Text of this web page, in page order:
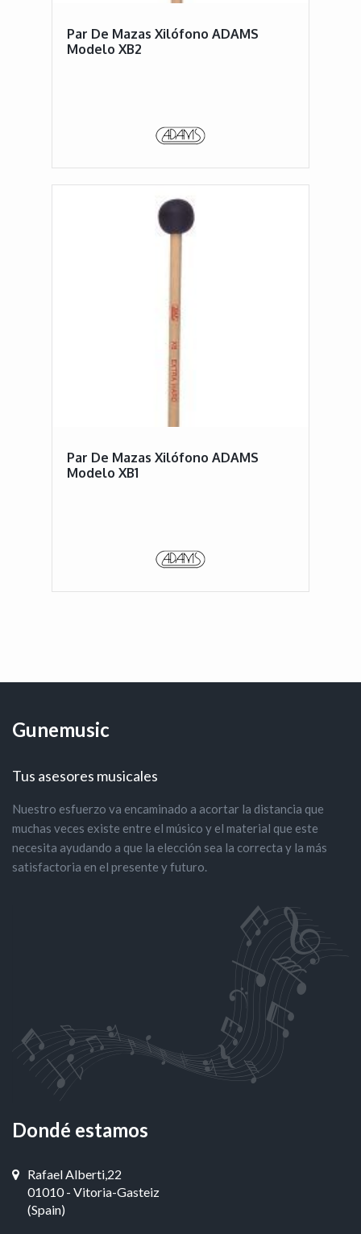
Par De Mazas Xilófono ADAMS
Modelo XB2
Par De Mazas Xilófono ADAMS
Modelo XB1
Gunemusic
Tus asesores musicales
Nuestro esfuerzo va encaminado a acortar la distancia que
muchas veces existe entre el músico y el material que este
necesita ayudando a que la elección sea la correcta y la más
satisfactoria en el presente y futuro.
Dondé estamos
Rafael Alberti,22
01010 - Vitoria-Gasteiz
(Spain)